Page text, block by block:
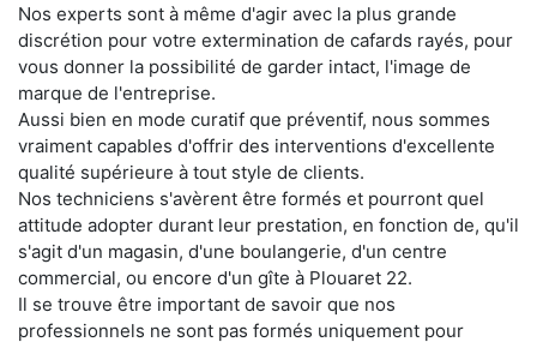
Nos experts sont à même d'agir avec la plus grande
discrétion pour votre extermination de cafards rayés, pour
vous donner la possibilité de garder intact, l'image de
marque de l'entreprise.
Aussi bien en mode curatif que préventif, nous sommes
vraiment capables d'offrir des interventions d'excellente
qualité supérieure à tout style de clients.
Nos techniciens s'avèrent être formés et pourront quel
attitude adopter durant leur prestation, en fonction de, qu'il
s'agit d'un magasin, d'une boulangerie, d'un centre
commercial, ou encore d'un gîte à Plouaret 22.
Il se trouve être important de savoir que nos
professionnels ne sont pas formés uniquement pour